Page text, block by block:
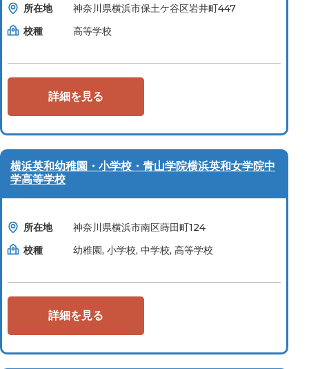
所在地
神奈川県横浜市保土ケ谷区岩井町447
校種
高等学校
詳細を見る
横浜英和幼稚園・小学校・青山学院横浜英和女学院中
学高等学校
所在地
神奈川県横浜市南区蒔田町124
校種
幼稚園, 小学校, 中学校, 高等学校
詳細を見る